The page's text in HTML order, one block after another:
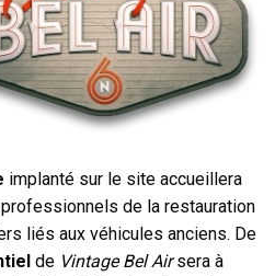
implanté sur le site accueillera
de la restauration
liés aux véhicules anciens. De
de Vintage Bel Airsera à